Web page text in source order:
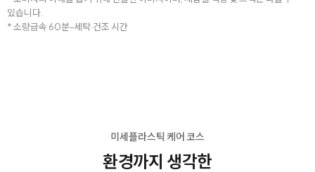
있습니다.
* 소량급속 60분-세탁·건조 시간
미세플라스틱 케어 코스
환경까지 생각한